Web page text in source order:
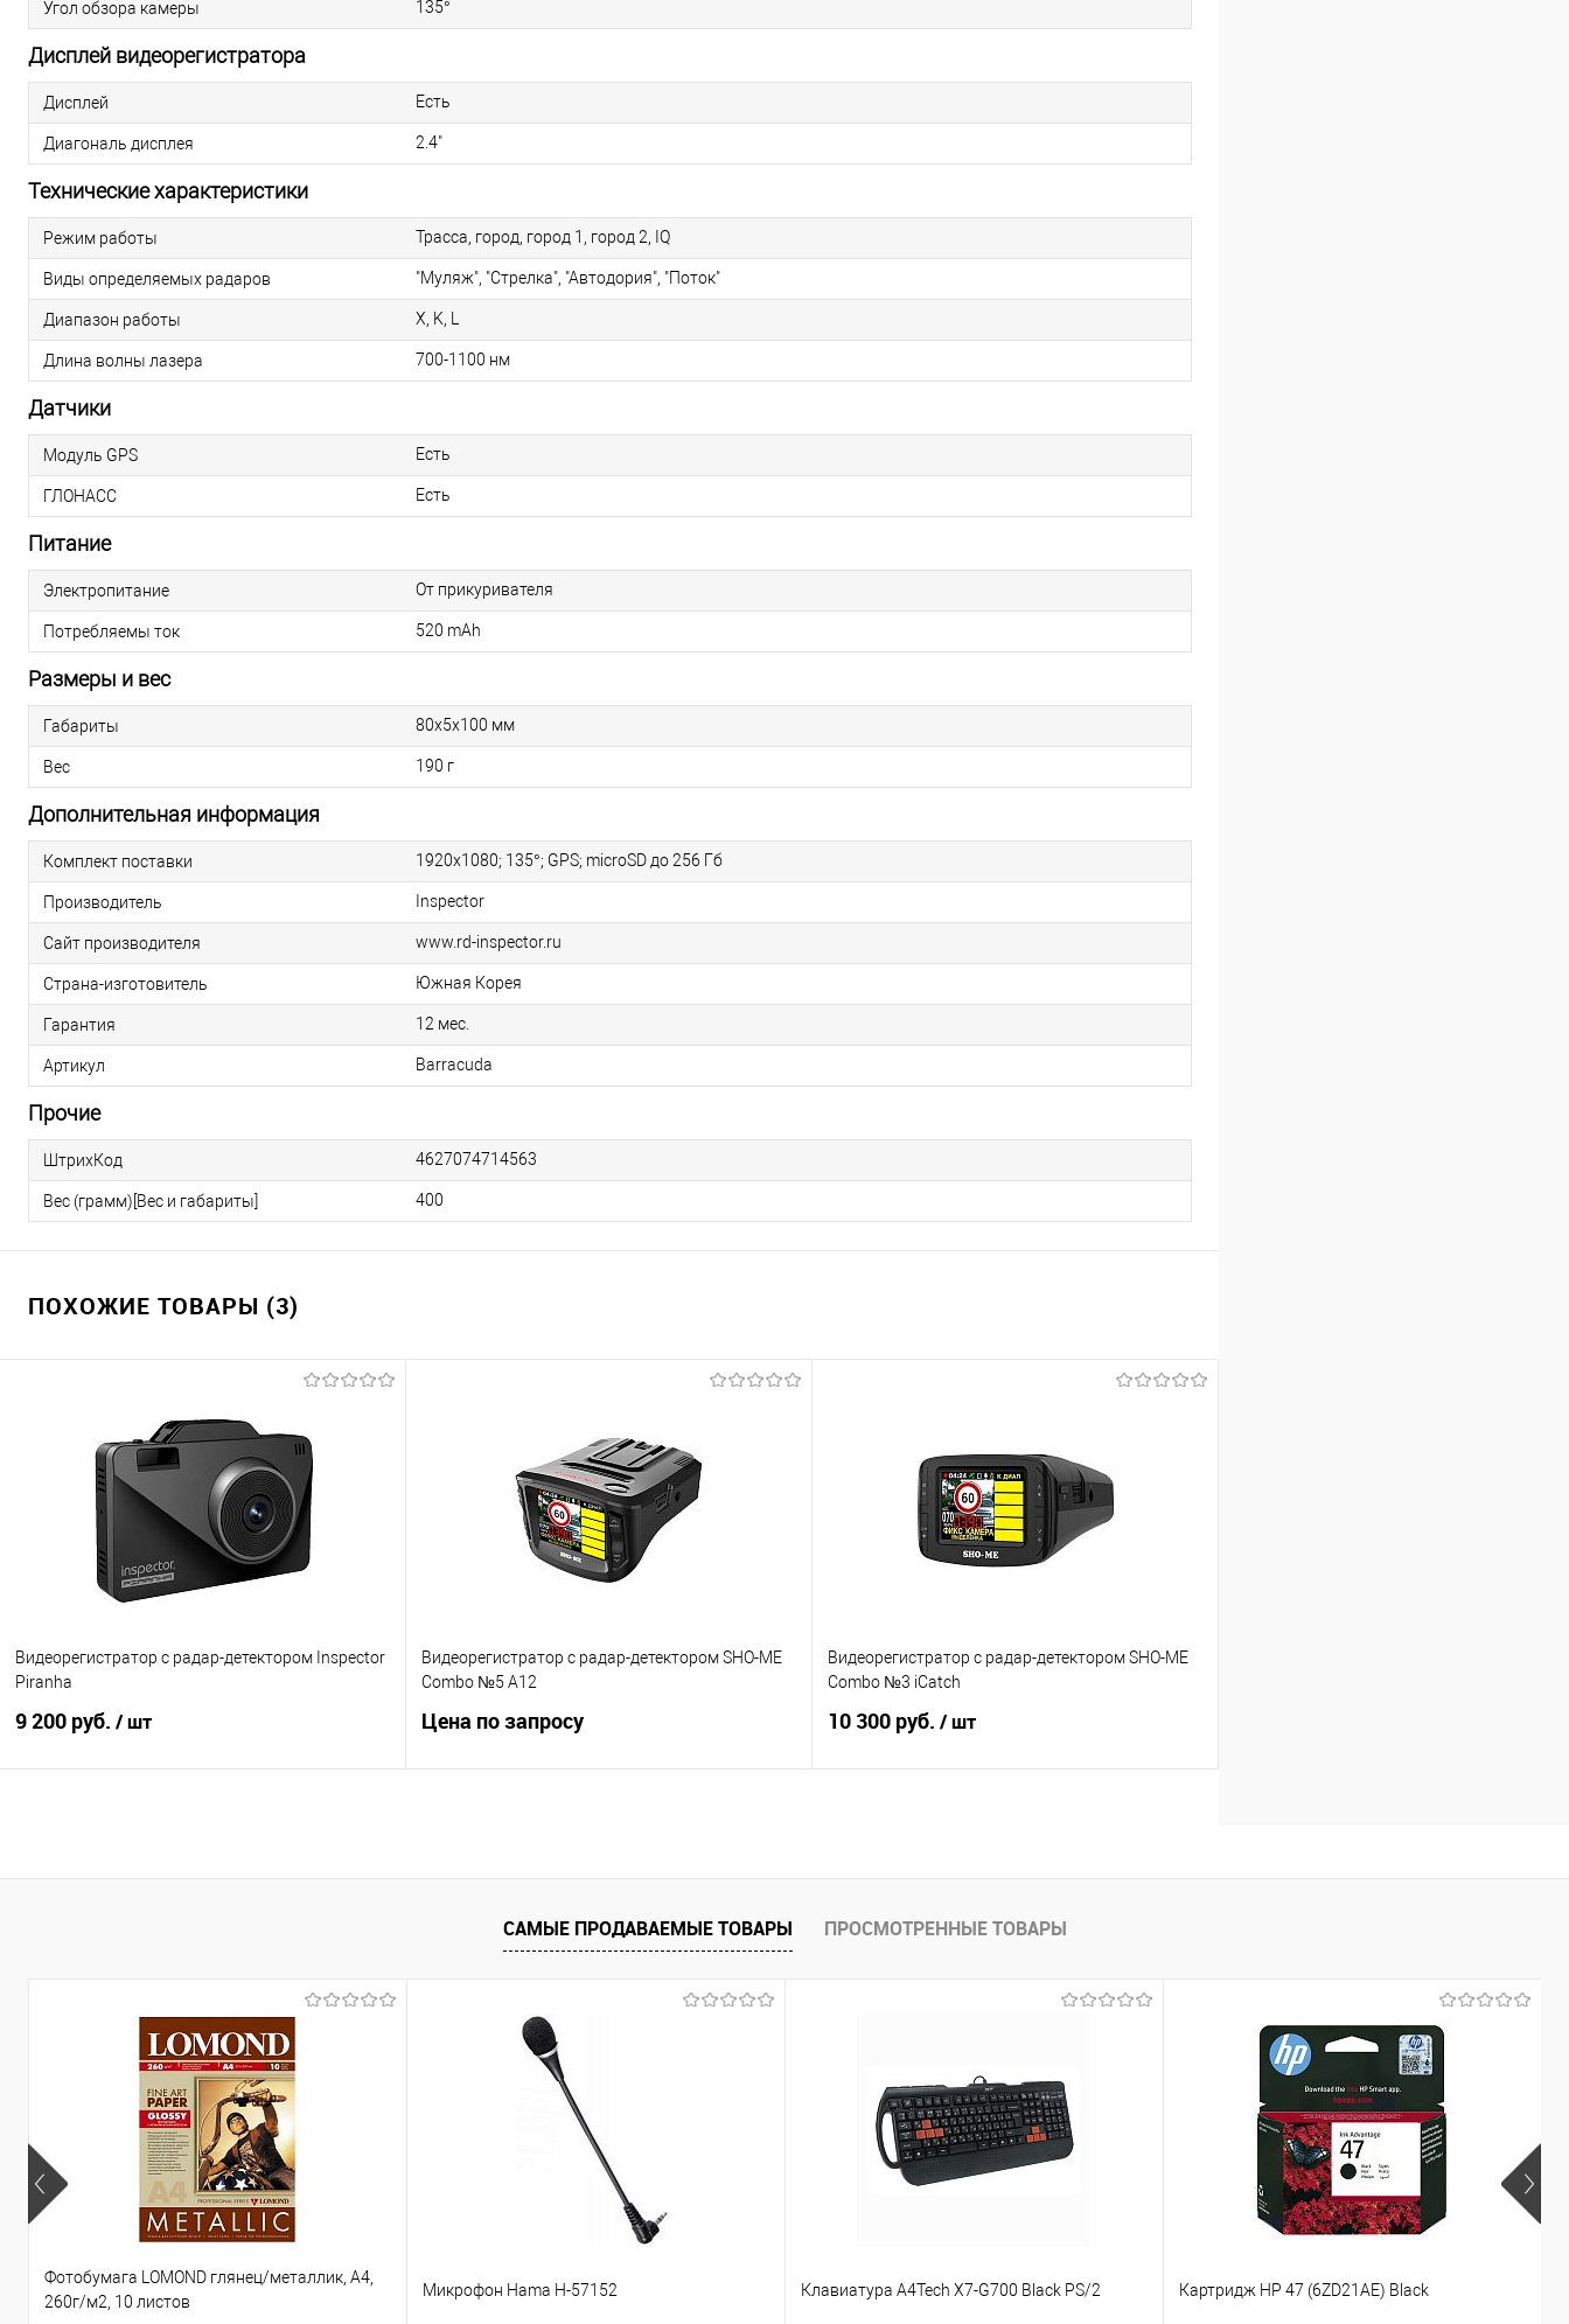
Угол обзора камеры 135°
Дисплей видеорегистратора
Дисплей Есть
Диагональ дисплея 2.4"
Технические характеристики
Режим работы Трасса, город, город 1, город 2, IQ
Виды определяемых радаров "Муляж", "Стрелка", "Автодория", "Поток"
Диапазон работы X, K, L
Длина волны лазера 700-1100 нм
Датчики
Модуль GPS Есть
ГЛОНАСС Есть
Питание
Электропитание От прикуривателя
Потребляемы ток 520 mAh
Размеры и вес
Габариты 80x5x100 мм
Вес 190 г
Дополнительная информация
Комплект поставки 1920х1080; 135°; GPS; microSD до 256 Гб
Производитель Inspector
Сайт производителя www.rd-inspector.ru
Страна-изготовитель Южная Корея
Гарантия 12 мес.
Артикул Barracuda
Прочие
ШтрихКод 4627074714563
Вес (грамм)[Вес и габариты] 400
ПОХОЖИЕ ТОВАРЫ (3)
Видеорегистратор с радар-детектором Inspector
Piranha
9 200 руб. / шт
Купить в 1 клик
Сравнение
Видеорегистратор с радар-детектором SHO-ME
Combo №5 А12
Цена по запросу
Купить в 1 клик
Сравнение
В избранное
Недоступно
Видеорегистратор с радар-детектором SHO-ME
Combo №3 iCatch
10 300 руб. / шт
Купить в 1 клик
Сравнение
В избранное
Недоступно
САМЫЕ ПРОДАВАЕМЫЕ ТОВАРЫ ПРОСМОТРЕННЫЕ ТОВАРЫ
Фотобумага LOMOND глянец/металлик, А4,
260г/м2, 10 листов
Микрофон Hama H-57152 Клавиатура A4Tech X7-G700 Black PS/2 Картридж HP 47 (6ZD21AE) Black